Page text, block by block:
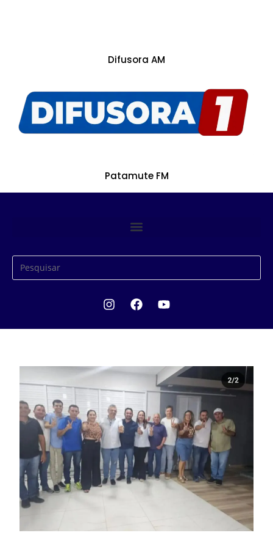
Difusora AM
Patamute FM